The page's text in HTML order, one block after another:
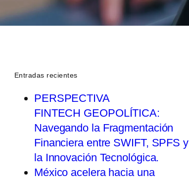
Entradas recientes
PERSPECTIVA
FINTECH GEOPOLÍTICA:
Navegando la Fragmentación
Financiera entre SWIFT, SPFS y
la Innovación Tecnológica.
México acelera hacia una